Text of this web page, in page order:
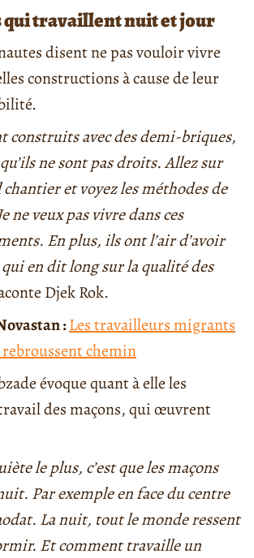
qui travaillent nuit et jour
disent ne pas vouloir vivre
constructions à cause de leur
construits avec des demi-briques,
ne sont pas droits. Allez sur
et voyez les méthodes de
ne veux pas vivre dans ces
En plus, ils ont l’air d’avoir
qui en dit long sur la qualité des
Djek Rok.
:Les travailleurs migrants
chemin
évoque quant à elle les
des maçons, qui œuvrent
le plus, c’est que les maçons
Par exemple en face du centre
La nuit, tout le monde ressent
Et comment travaille un